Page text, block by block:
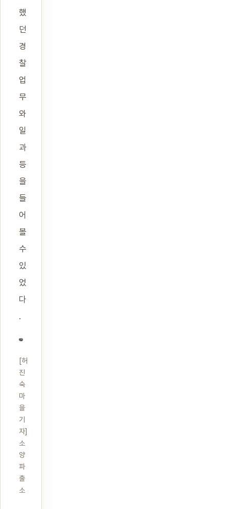
했
던
경
찰
업
무
와
일
과
등
을
들
어
볼
수
있
었
다
.
[허
진
숙
마
을
기
자]
소
양
파
출
소